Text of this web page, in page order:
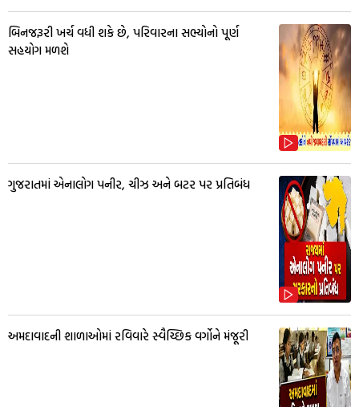
બિનજરૂરી ખર્ચ વધી શકે છે, પરિવારના સભ્યોનો પૂર્ણ
સહયોગ મળશે
ગુજરાતમાં એનાલોગ પનીર, ચીઝ અને બટર પર પ્રતિબંધ
અમદાવાદની શાળાઓમાં રવિવારે સ્વૈચ્છિક વર્ગોને મંજૂરી